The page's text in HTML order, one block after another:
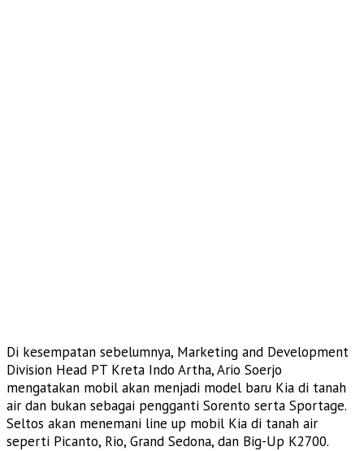
Di kesempatan sebelumnya, Marketing and Development
Division Head PT Kreta Indo Artha, Ario Soerjo
mengatakan mobil akan menjadi model baru Kia di tanah
air dan bukan sebagai pengganti Sorento serta Sportage.
Seltos akan menemani line up mobil Kia di tanah air
seperti Picanto, Rio, Grand Sedona, dan Big-Up K2700.